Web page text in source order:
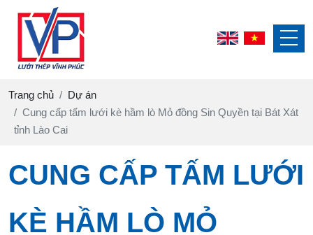
Trang chủ
Dự án
Cung cấp tấm lưới kè hầm lò Mỏ đồng Sin Quyền tại Bát Xát
tỉnh Lào Cai
CUNG CẤP TẤM LƯỚI
KÈ HẦM LÒ MỎ